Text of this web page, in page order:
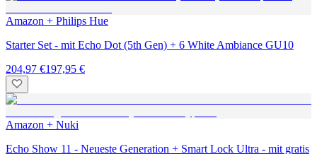
Amazon + Philips Hue
Starter Set - mit Echo Dot (5th Gen) + 6 White Ambiance GU10
204,97 €197,95 €
Amazon + Nuki
Echo Show 11 - Neueste Generation + Smart Lock Ultra - mit gratis